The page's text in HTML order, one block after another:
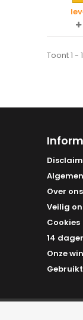
Toont 1 -
Over ons
Veilig
Cookies
14
Onze